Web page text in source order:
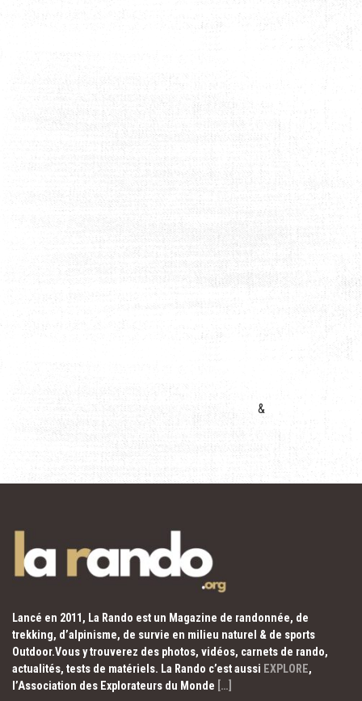
&
Lancé en 2011, La Rando est un Magazine de randonnée, de
trekking, d’alpinisme, de survie en milieu naturel & de sports
Outdoor.Vous y trouverez des photos, vidéos, carnets de rando,
actualités, tests de matériels. La Rando c’est aussi EXPLORE,
l’Association des Explorateurs du Monde […]